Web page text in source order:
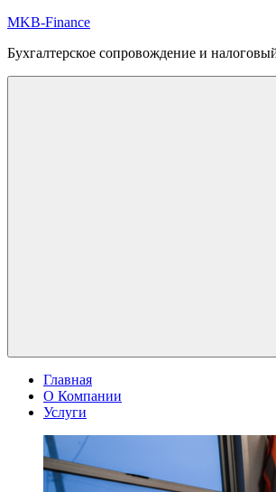
Перейти
содержимому
MKB-Finance
Бухгалтерское сопровождение и
Главная
О Компании
Услуги